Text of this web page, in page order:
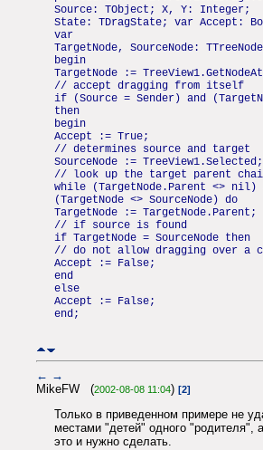
Source: TObject; X, Y: Integer;
State: TDragState; var Accept:
var
TargetNode, SourceNode:
begin
TargetNode :=
// accept dragging from itself
if (Source = Sender) and
then
begin
Accept := True;
// determines source and target
SourceNode := TreeView1.Selected;
// look up the target parent
while (TargetNode.Parent <> nil)
(TargetNode <> SourceNode) do
TargetNode := TargetNode.Parent;
// if source is found
if TargetNode = SourceNode then
// do not allow dragging over a
Accept := False;
end
else
Accept := False;
end;
← →
MikeFW (2002-08-08 11:04) [2]
Только в приведенном примере не
местами "детей" одного "родителя",
это и нужно сделать.